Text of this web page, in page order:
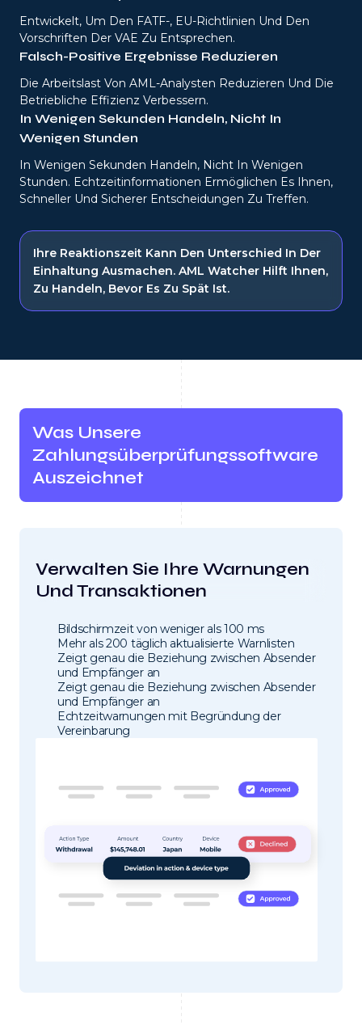
Entwickelt, Um Den FATF-, EU-Richtlinien Und Den
Vorschriften Der VAE Zu Entsprechen.
Falsch-Positive Ergebnisse Reduzieren
Die Arbeitslast Von AML-Analysten Reduzieren Und Die
Betriebliche Effizienz Verbessern.
In Wenigen Sekunden Handeln, Nicht In
Wenigen Stunden
In Wenigen Sekunden Handeln, Nicht In Wenigen
Stunden. Echtzeitinformationen Ermöglichen Es Ihnen,
Schneller Und Sicherer Entscheidungen Zu Treffen.
Ihre Reaktionszeit Kann Den Unterschied In Der
Einhaltung Ausmachen. AML Watcher Hilft Ihnen,
Zu Handeln, Bevor Es Zu Spät Ist.
Was Unsere
Zahlungsüberprüfungssoftware
Auszeichnet
Verwalten Sie Ihre Warnungen
Und Transaktionen
Bildschirmzeit von weniger als 100 ms
Mehr als 200 täglich aktualisierte Warnlisten
Zeigt genau die Beziehung zwischen Absender
und Empfänger an
Zeigt genau die Beziehung zwischen Absender
und Empfänger an
Echtzeitwarnungen mit Begründung der
Vereinbarung